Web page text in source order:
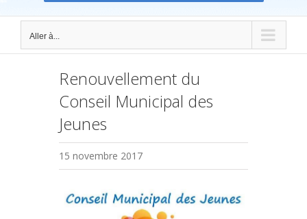
Aller à...
Renouvellement du
Conseil Municipal des
Jeunes
15 novembre 2017
Voir